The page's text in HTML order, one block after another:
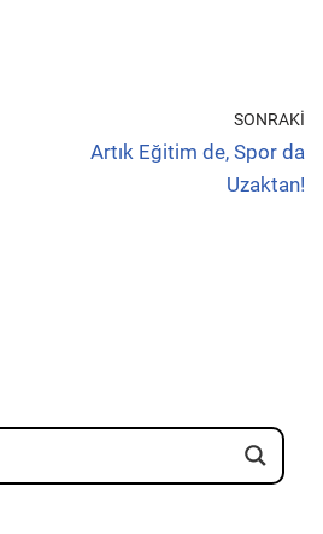
SONRAKI
Artık Eğitim de, Spor da
Uzaktan!